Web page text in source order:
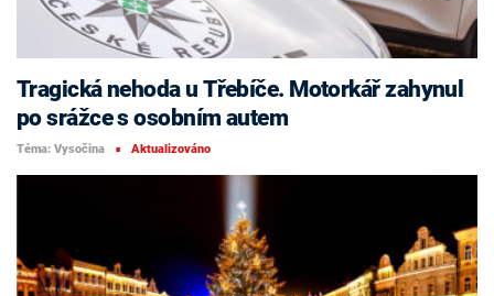
Tragická nehoda u Třebíče. Motorkář zahynul
po srážce s osobním autem
Téma: Vysočina ■ Aktualizováno